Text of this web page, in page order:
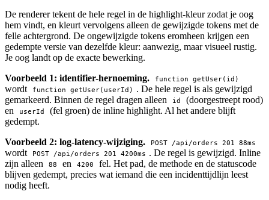
De renderer tekent de hele regel in de highlight-kleur zodat je oog
hem vindt, en kleurt vervolgens alleen de gewijzigde tokens met de
felle achtergrond. De ongewijzigde tokens eromheen krijgen een
gedempte versie van dezelfde kleur: aanwezig, maar visueel rustig.
Je oog landt op de exacte bewerking.
Voorbeeld 1: identifier-hernoeming.
function getUser(id)
wordt function getUser(userId)
. De hele regel is als gewijzigd
gemarkeerd. Binnen de regel dragen alleen
id
(doorgestreept rood)
en
userId
(fel groen) de inline highlight. Al het andere blijft
gedempt.
Voorbeeld 2: log-latency-wijziging.
POST /api/orders 201 88ms
wordt POST /api/orders 201 4200ms . De regel is gewijzigd. Inline
zijn alleen
88 en 4200
fel. Het pad, de methode en de statuscode
blijven gedempt, precies wat iemand die een incidenttijdlijn leest
nodig heeft.